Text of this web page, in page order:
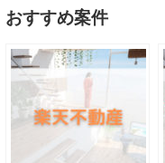
おすすめ案件